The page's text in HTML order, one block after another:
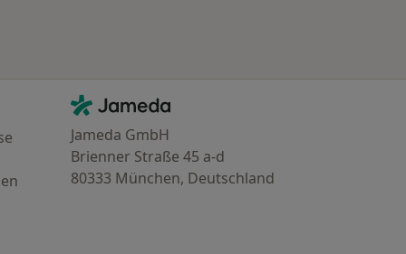
Kontakt
Jameda - Startseite
Jameda GmbH
Brienner Straße 45 a-d
80333 München, Deutschland